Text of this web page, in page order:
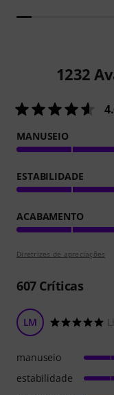
1232
MANUSEIO
ESTABILIDADE
ACABAMENTO
Diretrizes de apreciações
607Críticas
LM
manuseio
estabilidade